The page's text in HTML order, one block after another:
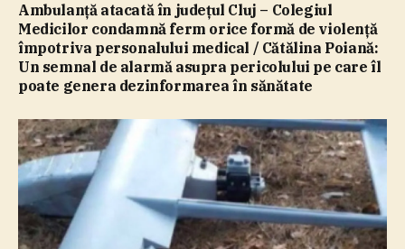
Ambulanţă atacată în judeţul Cluj – Colegiul
Medicilor condamnă ferm orice formă de violenţă
împotriva personalului medical / Cătălina Poiană:
Un semnal de alarmă asupra pericolului pe care îl
poate genera dezinformarea în sănătate